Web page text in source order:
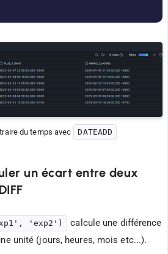
du temps avec DATEADD
un écart entre deux
'exp2')
calcule une différence
unité (jours, heures, mois etc...).